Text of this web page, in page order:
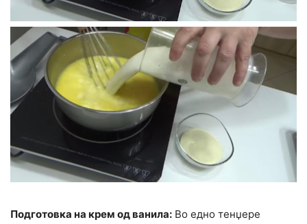
Подготовка на крем од ванила: Во едно тенџере